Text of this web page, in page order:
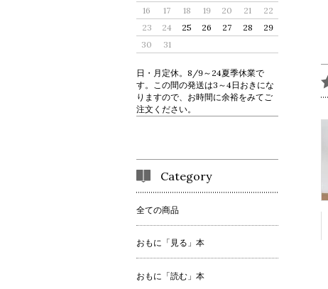
16
17 18 19 20 21
22
23
24 25 26 27 28
29
30
31
日・月定休。8/9～24夏季休業で
す。この間の発送は3～4日おきにな
りますので、お時間に余裕をみてご
注文ください。
Category
全ての商品
おもに「見る」本
おもに「読む」本